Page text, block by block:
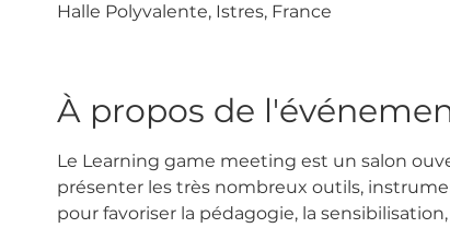
Halle Polyvalente, Istres, France
À propos de
Le Learning game meeting est un salon
présenter les très nombreux outils,
pour favoriser la pédagogie, la